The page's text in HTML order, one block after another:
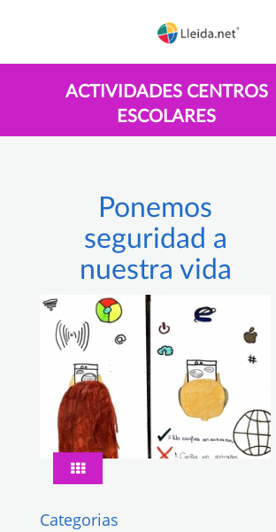
ACTIVIDADES CENTROS
ESCOLARES
Ponemos
seguridad a
nuestra vida
Categorias